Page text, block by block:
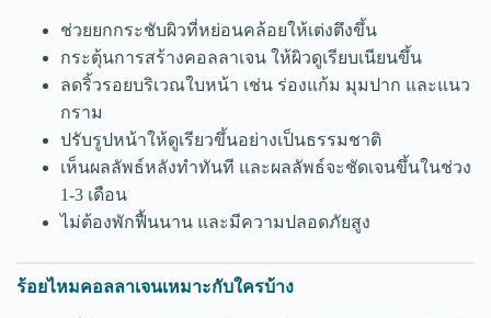
ช่วยยกกระชับผิวที่หย่อนคล้อยให้เต่งตึงขึ้น
กระตุ้นการสร้างคอลลาเจน ให้ผิวดูเรียบเนียนขึ้น
ลดริ้วรอยบริเวณใบหน้า เช่น ร่องแก้ม มุมปาก และแนว
กราม
ปรับรูปหน้าให้ดูเรียวขึ้นอย่างเป็นธรรมชาติ
เห็นผลลัพธ์หลังทำทันที และผลลัพธ์จะชัดเจนขึ้นในช่วง
1-3 เดือน
ไม่ต้องพักฟื้นนาน และมีความปลอดภัยสูง
ร้อยไหมคอลลาเจนเหมาะกับใครบ้าง